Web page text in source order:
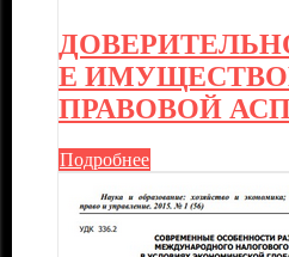
Е
ПРАВОВОЙ
Подробнее